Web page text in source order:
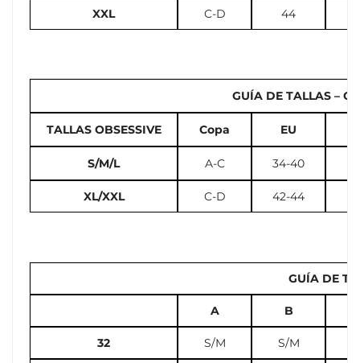
XXL C-D 44
GUÍA DE TALLAS –
TALLAS OBSESSIVE Copa EU
S/M/L A-C 34-40
XL/XXL C-D 42-44
GUÍA DE
A B
32 S/M S/M